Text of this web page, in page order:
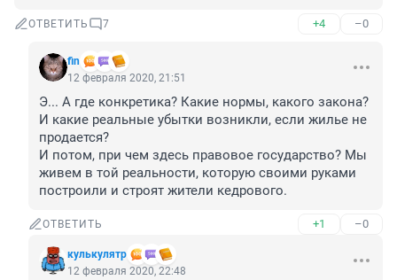
ОТВЕТИТЬ 7 +4 –0
fin
12 февраля 2020, 21:51
Э... А где конкретика? Какие нормы, какого закона?
И какие реальные убытки возникли, если жилье не
продается?
И потом, при чем здесь правовое государство? Мы
живем в той реальности, которую своими руками
построили и строят жители кедрового.
ОТВЕТИТЬ +1 –0
кулькулятр
12 февраля 2020, 22:48